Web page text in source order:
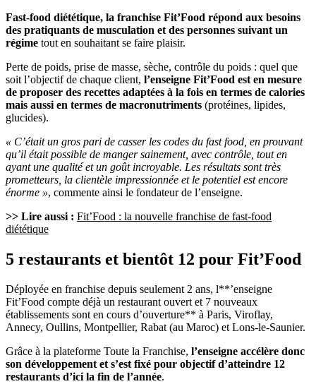
Fast-food diététique, la franchise Fit’Food répond aux besoins
des pratiquants de musculation et des personnes suivant un
régime tout en souhaitant se faire plaisir.
Perte de poids, prise de masse, sèche, contrôle du poids : quel que
soit l’objectif de chaque client, l’enseigne Fit’Food est en mesure
de proposer des recettes adaptées à la fois en termes de calories
mais aussi en termes de macronutriments (protéines, lipides,
glucides).
« C’était un gros pari de casser les codes du fast food, en prouvant
qu’il était possible de manger sainement, avec contrôle, tout en
ayant une qualité et un goût incroyable. Les résultats sont très
prometteurs, la clientèle impressionnée et le potentiel est encore
énorme », commente ainsi le fondateur de l’enseigne.
>> Lire aussi : Fit’Food : la nouvelle franchise de fast-food
diététique
5 restaurants et bientôt 12 pour Fit’Food
Déployée en franchise depuis seulement 2 ans, l**’enseigne
Fit’Food compte déjà un restaurant ouvert et 7 nouveaux
établissements sont en cours d’ouverture** à Paris, Viroflay,
Annecy, Oullins, Montpellier, Rabat (au Maroc) et Lons-le-Saunier.
Grâce à la plateforme Toute la Franchise, l’enseigne accélère donc
son développement et s’est fixé pour objectif d’atteindre 12
restaurants d’ici la fin de l’année.